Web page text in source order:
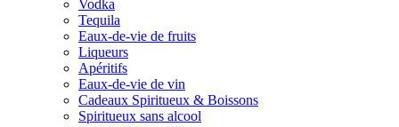
Vodka
Tequila
Eaux-de-vie de fruits
Liqueurs
Apéritifs
Eaux-de-vie de vin
Cadeaux Spiritueux & Boissons
Spiritueux sans alcool